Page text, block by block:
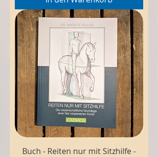
Buch - Reiten nur mit Sitzhilfe -